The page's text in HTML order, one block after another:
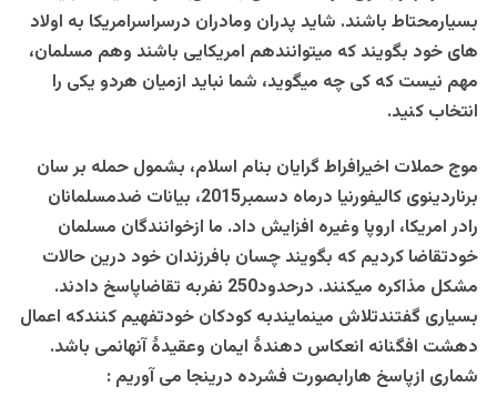
بسیارمحتاط باشند. شاید پدران ومادران درسراسرامریکا به اولاد
های خود بگویند که میتوانندهم امریکایی باشند وهم مسلمان،
مهم نیست که کی چه میگوید، شما نباید ازمیان هردو یکی را
انتخاب کنید.
موج حملات اخیرافراط گرایان بنام اسلام، بشمول حمله بر سان
برناردینوی کالیفورنیا درماه دسمبر2015، بیانات ضدمسلمانان
رادر امریکا، اروپا وغیره افزایش داد. ما ازخوانندگان مسلمان
خودتقاضا کردیم که بگویند چسان بافرزندان خود درین حالات
مشکل مذاکره میکنند. درحدود250 نفربه تقاضاپاسخ دادند.
بسیاری گفتندتلاش مینمایندبه کودکان خودتفهیم کنندکه اعمال
دهشت افگنانه انعکاس دهندۀ ایمان وعقیدۀ آنهانمی باشد.
شماری ازپاسخ هارابصورت فشرده درینجا می آوریم :